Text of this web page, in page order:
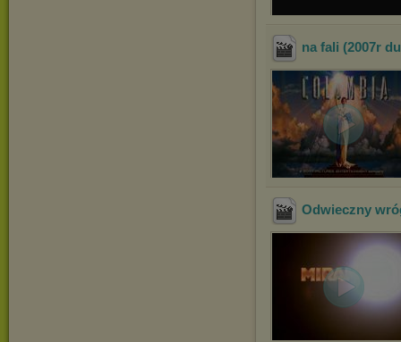
na fali (2007r
Odwieczny